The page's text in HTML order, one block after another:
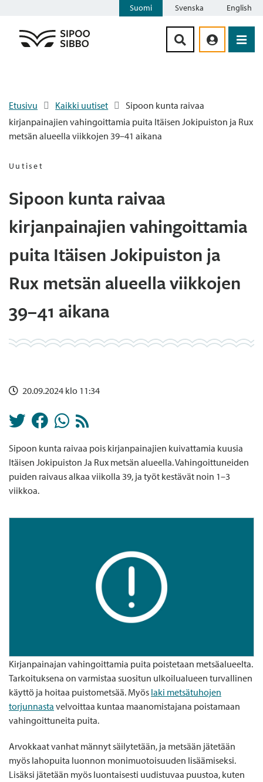
Suomi Svenska English
Etusivu Kaikki uutiset
Sipoon kunta raivaa
kirjanpainajien vahingoittamia puita Itäisen Jokipuiston ja Rux
metsän alueella viikkojen 39–41 aikana
Uutiset
Sipoon kunta raivaa
kirjanpainajien vahingoittamia
puita Itäisen Jokipuiston ja
Rux metsän alueella viikkojen
39–41 aikana
20.09.2024 klo 11:34
Sipoon kunta raivaa pois kirjanpainajien kuivattamia kuusia
Itäisen Jokipuiston Ja Rux metsän alueella. Vahingoittuneiden
puiden raivaus alkaa viikolla 39, ja työt kestävät noin 1–3
viikkoa.
Kirjanpainajan vahingoittamia puita poistetaan metsäalueelta.
Tarkoituksena on varmistaa suositun ulkoilualueen turvallinen
käyttö ja hoitaa puistometsää. Myös laki metsätuhojen
torjunnasta velvoittaa kuntaa maanomistajana poistamaan
vahingoittuneita puita.
Arvokkaat vanhat männyt säilytetään, ja metsään jätetään
myös lahopuita luonnon monimuotoisuuden lisäämiseksi.
Lisäksi jätetään myös luontaisesti uudistuvaa puustoa, kuten